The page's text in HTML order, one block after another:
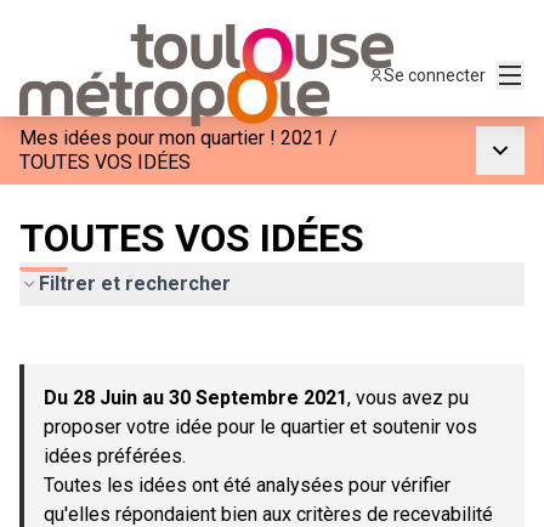
Se connecter
Mes idées pour mon quartier ! 2021 /
TOUTES VOS IDÉES
TOUTES VOS IDÉES
Filtrer et rechercher
−
Du 28 Juin au 30 Septembre 2021, vous avez pu
proposer votre idée pour le quartier et soutenir vos
idées préférées.
Toutes les idées ont été analysées pour vérifier
qu'elles répondaient bien aux critères de recevabilité